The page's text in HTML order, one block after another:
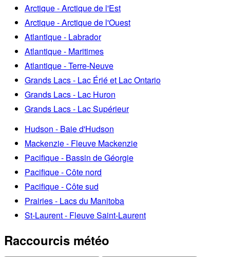
Arctique - Arctique de l'Est
Arctique - Arctique de l'Ouest
Atlantique - Labrador
Atlantique - Maritimes
Atlantique - Terre-Neuve
Grands Lacs - Lac Érié et Lac Ontario
Grands Lacs - Lac Huron
Grands Lacs - Lac Supérieur
Hudson - Baie d'Hudson
Mackenzie - Fleuve Mackenzie
Pacifique - Bassin de Géorgie
Pacifique - Côte nord
Pacifique - Côte sud
Prairies - Lacs du Manitoba
St-Laurent - Fleuve Saint-Laurent
Raccourcis météo